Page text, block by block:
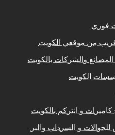
فوري
من موقعي الكويت
والشركات بالكويت
الكويت
و انتركم بالكويت
و السرداب والبر